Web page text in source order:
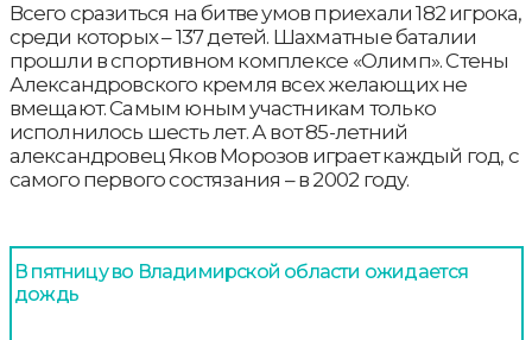
Всего сразиться на битве умов приехали 182 игрока,
среди которых – 137 детей. Шахматные баталии
прошли в спортивном комплексе «Олимп». Стены
Александровского кремля всех желающих не
вмещают. Самым юным участникам только
исполнилось шесть лет. А вот 85-летний
александровец Яков Морозов играет каждый год, с
самого первого состязания – в 2002 году.
В пятницу во Владимирской области ожидается
дождь